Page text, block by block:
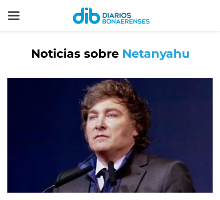
Noticias sobre Netanyahu